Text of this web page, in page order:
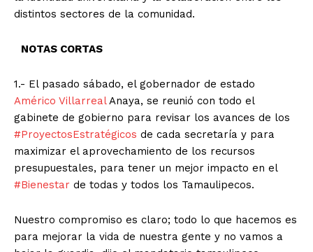
distintos sectores de la comunidad.
NOTAS CORTAS
1.- El pasado sábado, el gobernador de estado
Américo VillarrealAnaya, se reunió con todo el
gabinete de gobierno para revisar los avances de los
#ProyectosEstratégicos de cada secretaría y para
maximizar el aprovechamiento de los recursos
presupuestales, para tener un mejor impacto en el
#Bienestar de todas y todos los Tamaulipecos.
Nuestro compromiso es claro; todo lo que hacemos es
para mejorar la vida de nuestra gente y no vamos a